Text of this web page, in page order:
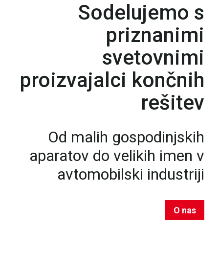
Sodelujemo s
priznanimi
svetovnimi
proizvajalci končnih
rešitev
Od malih gospodinjskih
aparatov do velikih imen v
avtomobilski industriji
O nas